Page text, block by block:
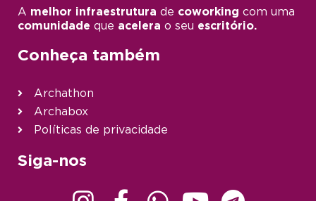
A melhor infraestrutura de coworking com uma
comunidade que acelera o seu escritório.
Conheça também
Archathon
Archabox
Políticas de privacidade
Siga-nos